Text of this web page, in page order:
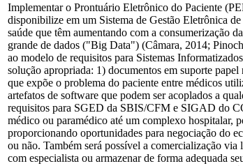
Implementar o Prontuário Eletrônico do Paciente
disponibilize em um Sistema de Gestão Eletrônica
saúde que têm aumentando com a consumerização
grande de dados ("Big Data") (Câmara, 2014;
ao modelo de requisitos para Sistemas
solução apropriada: 1) documentos em suporte
que expõe o problema do paciente entre médicos
artefatos de software que podem ser acoplados a
requisitos para SGED da SBIS/CFM e SIGAD do
médico ou paramédico até um complexo hospitalar,
proporcionando oportunidades para negociação do
ou não. Também será possível a comercialização
com especialista ou armazenar de forma adequada